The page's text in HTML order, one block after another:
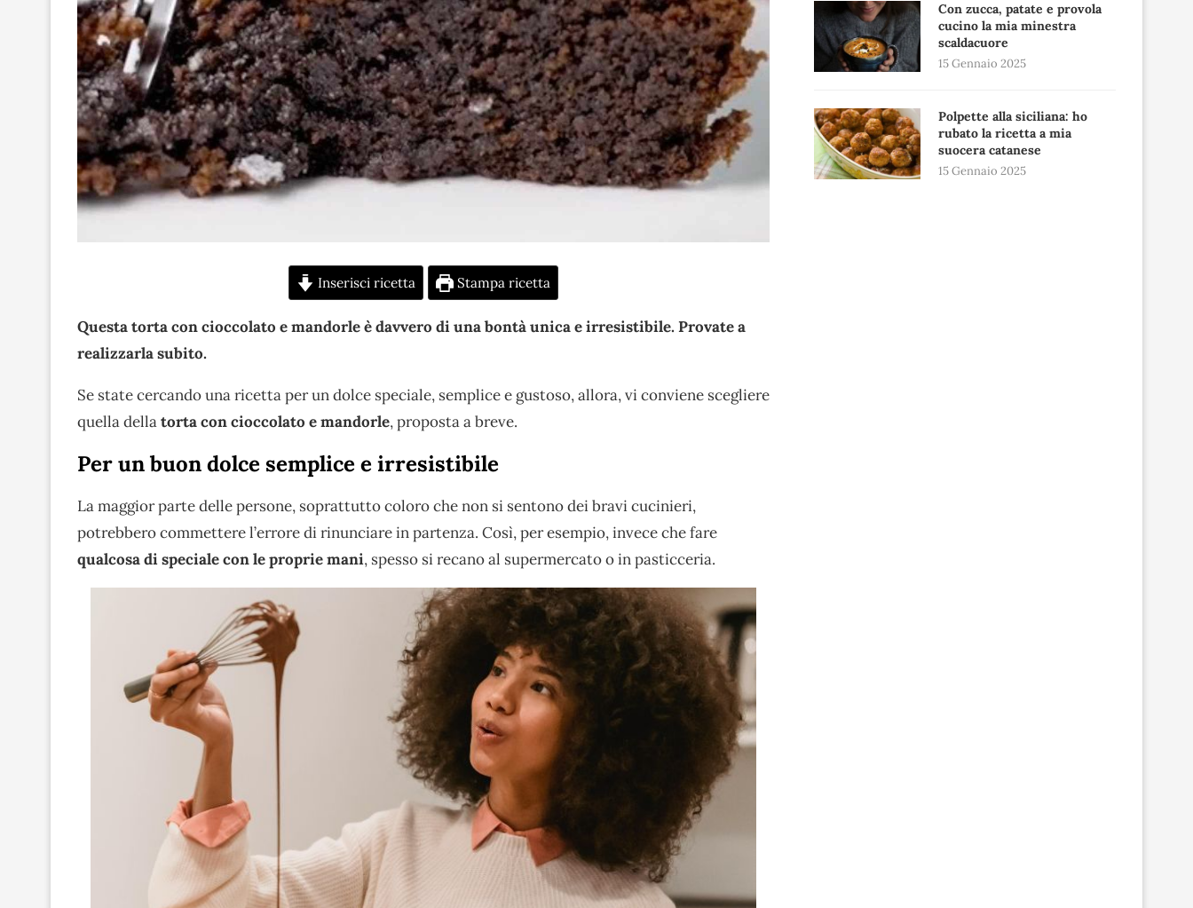
Inserisci ricetta Stampa ricetta
Questa torta con cioccolato e mandorle è davvero di una bontà unica e irresistibile. Provate a
realizzarla subito.
Se state cercando una ricetta per un dolce speciale, semplice e gustoso, allora, vi conviene scegliere
quella dellatorta con cioccolato e mandorle, proposta a breve.
Per un buon dolce semplice e irresistibile
La maggior parte delle persone, soprattutto coloro che non si sentono dei bravi cucinieri,
potrebbero commettere l’errore di rinunciare in partenza. Così, per esempio, invece che fare
qualcosa di speciale con le proprie mani, spesso si recano al supermercato o in pasticceria.
Con zucca, patate e provola
cucino la mia minestra
scaldacuore
15 Gennaio 2025
Polpette alla siciliana: ho
rubato la ricetta a mia
suocera catanese
15 Gennaio 2025